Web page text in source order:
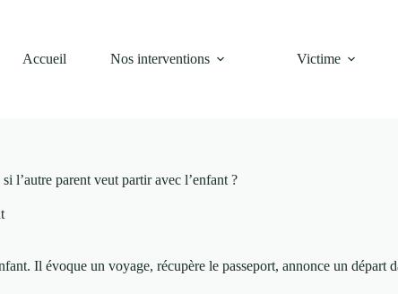
Accueil Nos interventions Victime
l’autre parent veut partir avec l’enfant ?
Il évoque un voyage, récupère le passeport, annonce un